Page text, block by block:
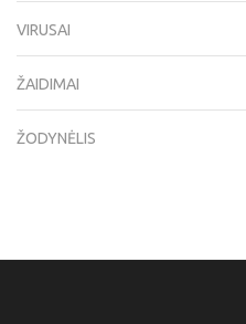
VIRUSAI
ŽAIDIMAI
ŽODYNĖLIS